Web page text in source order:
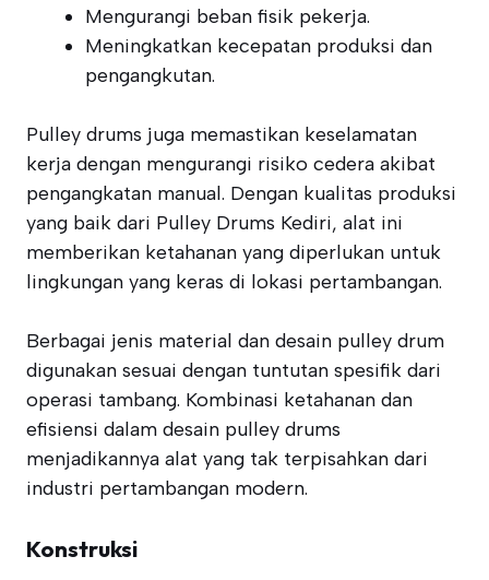
Mengurangi beban fisik pekerja.
Meningkatkan kecepatan produksi dan
pengangkutan.
Pulley drums juga memastikan keselamatan
kerja dengan mengurangi risiko cedera akibat
pengangkatan manual. Dengan kualitas produksi
yang baik dari Pulley Drums Kediri, alat ini
memberikan ketahanan yang diperlukan untuk
lingkungan yang keras di lokasi pertambangan.
Berbagai jenis material dan desain pulley drum
digunakan sesuai dengan tuntutan spesifik dari
operasi tambang. Kombinasi ketahanan dan
efisiensi dalam desain pulley drums
menjadikannya alat yang tak terpisahkan dari
industri pertambangan modern.
Konstruksi